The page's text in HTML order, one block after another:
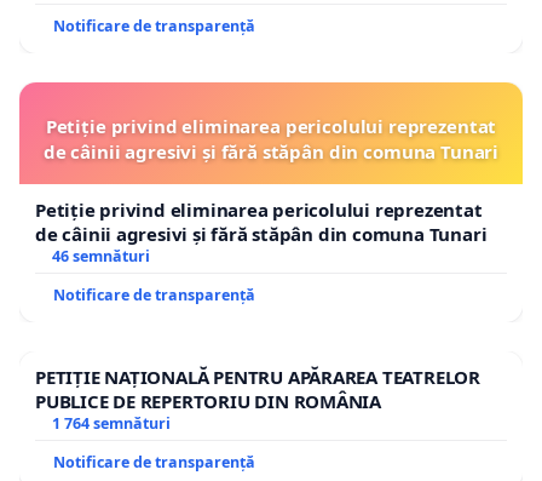
Notificare de transparență
Petiție privind eliminarea pericolului reprezentat
de câinii agresivi și fără stăpân din comuna Tunari
Petiție privind eliminarea pericolului reprezentat
de câinii agresivi și fără stăpân din comuna Tunari
46 semnături
Notificare de transparență
PETIȚIE NAȚIONALĂ PENTRU APĂRAREA TEATRELOR
PUBLICE DE REPERTORIU DIN ROMÂNIA
1 764 semnături
Notificare de transparență